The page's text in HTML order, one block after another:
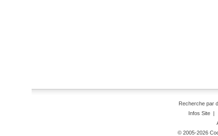
Recherche par
Infos Site|
© 2005-2026